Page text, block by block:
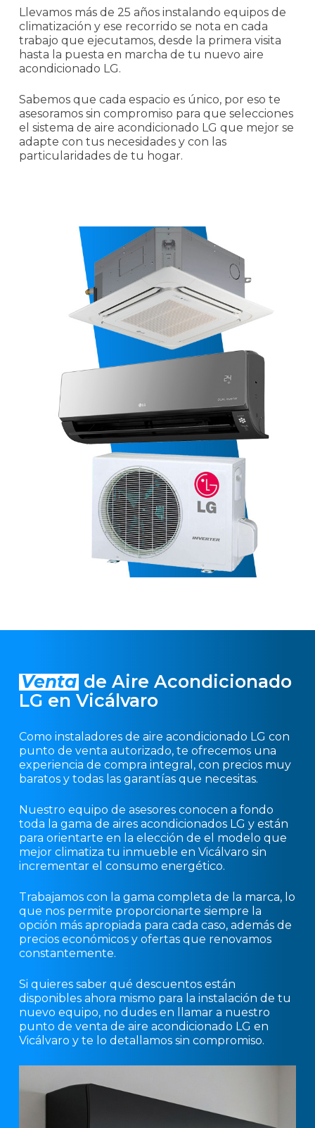
Llevamos más de 25 años instalando equipos de
climatización y ese recorrido se nota en cada
trabajo que ejecutamos, desde la primera visita
hasta la puesta en marcha de tu nuevo aire
acondicionado LG.
Sabemos que cada espacio es único, por eso te
asesoramos sin compromiso para que selecciones
el sistema de aire acondicionado LG que mejor se
adapte con tus necesidades y con las
particularidades de tu hogar.
Venta de Aire Acondicionado
LG en Vicálvaro
Como instaladores de aire acondicionado LG con
punto de venta autorizado, te ofrecemos una
experiencia de compra integral, con precios muy
baratos y todas las garantías que necesitas.
Nuestro equipo de asesores conocen a fondo
toda la gama de aires acondicionados LG y están
para orientarte en la elección de el modelo que
mejor climatiza tu inmueble en Vicálvaro sin
incrementar el consumo energético.
Trabajamos con la gama completa de la marca, lo
que nos permite proporcionarte siempre la
opción más apropiada para cada caso, además de
precios económicos y ofertas que renovamos
constantemente.
Si quieres saber qué descuentos están
disponibles ahora mismo para la instalación de tu
nuevo equipo, no dudes en llamar a nuestro
punto de venta de aire acondicionado LG en
Vicálvaro y te lo detallamos sin compromiso.